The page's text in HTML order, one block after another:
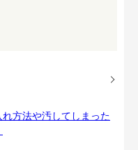
方法や汚してしまった